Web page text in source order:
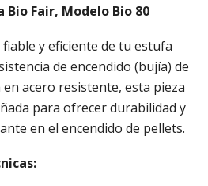
Fair, Modelo Bio 80
y eficiente de tu estufa
de encendido (bujía) de
en acero resistente, esta pieza
para ofrecer durabilidad y
en el encendido de pellets.